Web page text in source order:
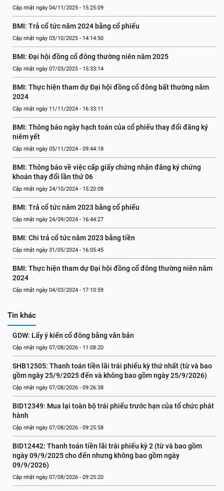
Cập nhật ngày 04/11/2025 - 15:25:09
BMI: Trả cổ tức năm 2024 bằng cổ phiếu
Cập nhật ngày 03/10/2025 - 14:14:50
BMI: Đại hội đồng cổ đông thường niên năm 2025
Cập nhật ngày 07/03/2025 - 15:33:14
BMI: Thực hiện tham dự Đại hội đồng cổ đông bất thường năm
2024
Cập nhật ngày 11/11/2024 - 16:33:11
BMI: Thông báo ngày hạch toán của cổ phiếu thay đổi đăng ký
niêm yết
Cập nhật ngày 05/11/2024 - 09:44:18
BMI: Thông báo về việc cấp giấy chứng nhận đăng ký chứng
khoán thay đổi lần thứ 06
Cập nhật ngày 24/10/2024 - 15:20:08
BMI: Trả cổ tức năm 2023 bằng cổ phiếu
Cập nhật ngày 24/09/2024 - 16:44:27
BMI: Chi trả cổ tức năm 2023 bằng tiền
Cập nhật ngày 31/05/2024 - 16:05:45
BMI: Thực hiện tham dự Đại hội đồng cổ đông thường niên năm
2024
Cập nhật ngày 04/03/2024 - 17:10:59
Tin khác
GDW: Lấy ý kiến cổ đông bằng văn bản
Cập nhật ngày 07/08/2026 - 11:08:20
SHB12505: Thanh toán tiền lãi trái phiếu kỳ thứ nhất (từ và bao
gồm ngày 25/9/2025 đến và không bao gồm ngày 25/9/2026)
Cập nhật ngày 07/08/2026 - 09:26:38
BID12349: Mua lại toàn bộ trái phiếu trước hạn của tổ chức phát
hành
Cập nhật ngày 07/08/2026 - 09:25:58
BID12442: Thanh toán tiền lãi trái phiếu kỳ 2 (từ và bao gồm
ngày 09/9/2025 cho đến nhưng không bao gồm ngày
09/9/2026)
Cập nhật ngày 07/08/2026 - 09:25:20